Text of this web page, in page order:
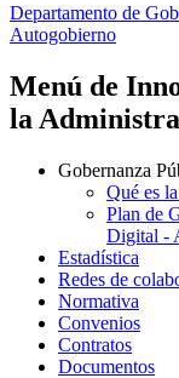
Departamento de
Autogobierno
Menú de
la
Gobernanza
Qué es
Plan de
Digital -
Estadística
Redes de
Normativa
Convenios
Contratos
Documentos